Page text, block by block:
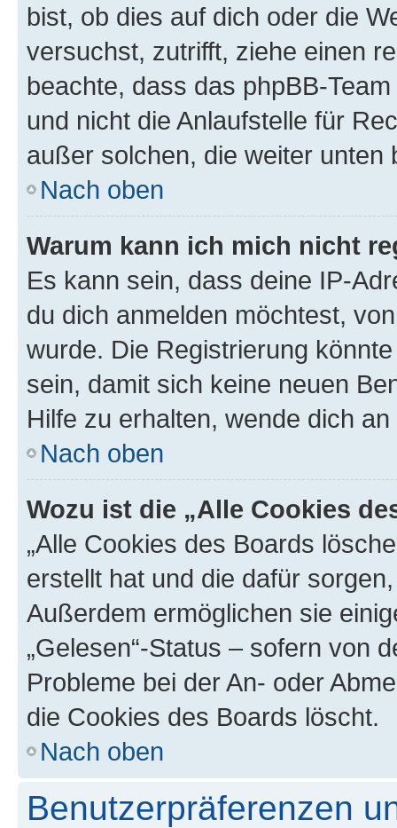
bist, ob dies auf dich oder die
versuchst, zutrifft, ziehe einen
beachte, dass das phpBB-
und nicht die Anlaufstelle für
außer solchen, die weiter unten
Nach oben
Warum kann ich mich nicht
Es kann sein, dass deine IP-
du dich anmelden möchtest,
wurde. Die Registrierung
sein, damit sich keine neuen
Hilfe zu erhalten, wende dich
Nach oben
Wozu ist die „Alle Cookies
„Alle Cookies des Boards
erstellt hat und die dafür
Außerdem ermöglichen sie
„Gelesen“-Status – sofern von
Probleme bei der An- oder
die Cookies des Boards löscht.
Nach oben
Benutzerpräferenzen